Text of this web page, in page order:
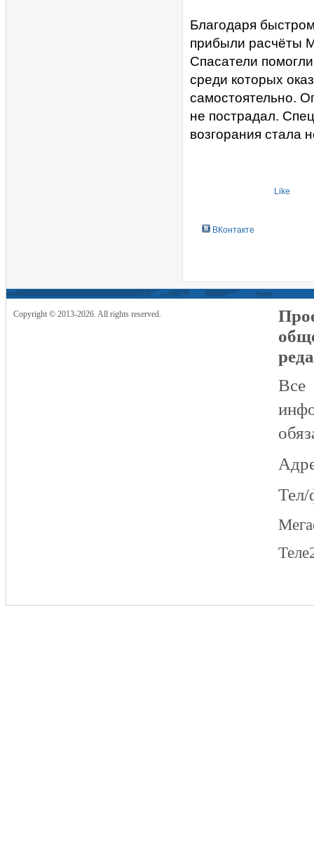
Благодаря
прибыли расчёты
Спасатели
среди которых
самостоятельно.
не пострадал.
возгорания стала
Like
ВКонтакте
Copyright © 2013-2026. All rights reserved.